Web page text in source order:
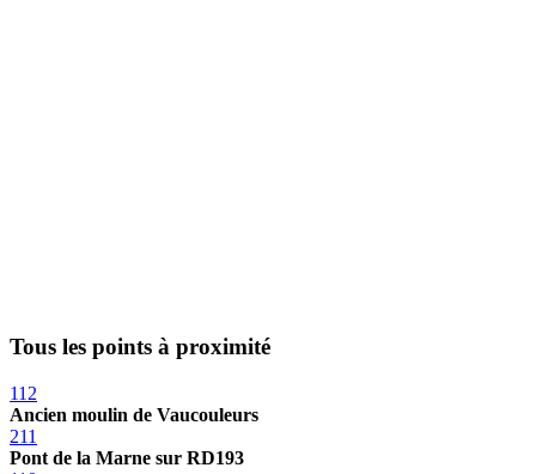
Tous les points à proximité
112
Ancien moulin de Vaucouleurs
211
Pont de la Marne sur RD193